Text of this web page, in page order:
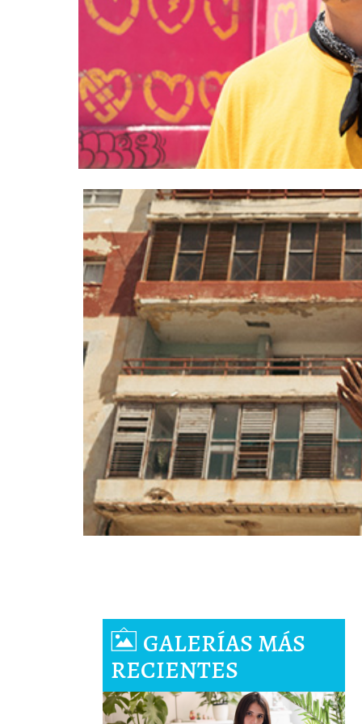
El rap
GALERÍAS MÁS
RECIENTES